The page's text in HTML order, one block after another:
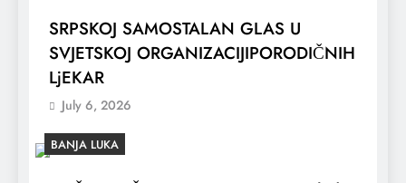
SRPSKOJ SAMOSTALAN GLAS U
SVJETSKOJ ORGANIZACIJIPORODIČNIH
LjEKAR
July 6, 2026
BANJA LUKA